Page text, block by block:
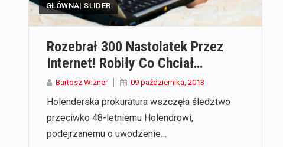
GŁÓWNA| SLIDER
Rozebrał 300 Nastolatek Przez
Internet! Robiły Co Chciał…
Bartosz Wizner 09 października, 2013
Holenderska prokuratura wszczęła śledztwo
przeciwko 48-letniemu Holendrowi,
podejrzanemu o uwodzenie…